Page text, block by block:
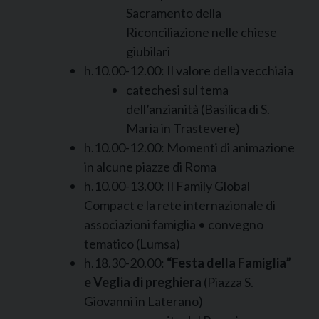
Sacramento della
Riconciliazione nelle chiese
giubilari
h.10.00-12.00: Il valore della vecchiaia
catechesi sul tema
dell’anzianità (Basilica di S.
Maria in Trastevere)
h.10.00-12.00: Momenti di animazione
in alcune piazze di Roma
h.10.00-13.00: Il Family Global
Compact e la rete internazionale di
associazioni famiglia • convegno
tematico (Lumsa)
h.18.30-20.00: “Festa della Famiglia”
e Veglia di preghiera (Piazza S.
Giovanni in Laterano)